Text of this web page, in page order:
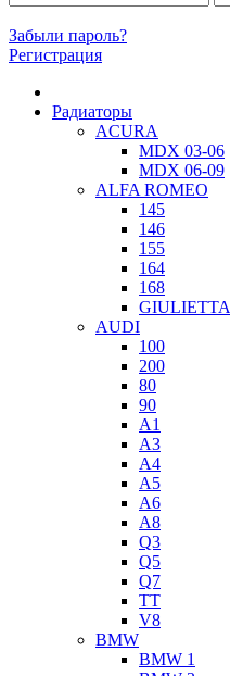
Забыли пароль?
Регистрация
Радиаторы
ACURA
MDX 03-06
MDX 06-09
ALFA ROMEO
145
146
155
164
168
GIULIETTA
AUDI
100
200
80
90
A1
A3
A4
A5
A6
A8
Q3
Q5
Q7
TT
V8
BMW
BMW 1